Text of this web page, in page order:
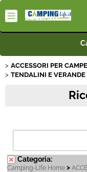
ACCESSORI PER
TENDALINI E VERANDE
Categoria:
Camping-Life Home >